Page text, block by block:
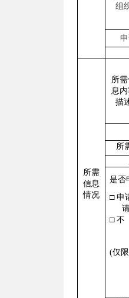
组
所需
信息
情况
所
息
描
所
是否
□ 申
□ 不
(仅